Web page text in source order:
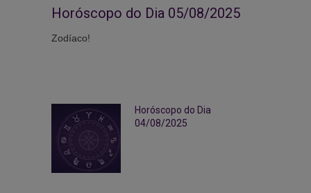
Horóscopo do Dia 05/08/2025
Zodíaco!
Horóscopo do Dia
04/08/2025